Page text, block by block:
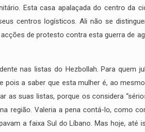
Esta casa apalaçada do centro da
centros logísticos. Ali não se
de protesto contra esta guerra de
nas listas do Hezbollah. Para quem
a saber que esta mulher é, ao
as suas listas, porque os considera
região. Valeria a pena contá-lo, como
a faixa Sul do Líbano. Mas hoje, até